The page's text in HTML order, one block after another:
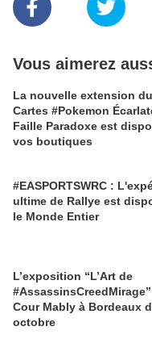
Vous aimerez
La nouvelle extension
Cartes #Pokemon
Faille Paradoxe est
vos boutiques
#EASPORTSWRC : L'expérience
ultime de Rallye est
le Monde Entier
L’exposition “L’Art de
Cour Mably à Bordeaux
octobre